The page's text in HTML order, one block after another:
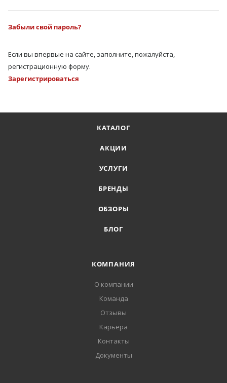
Забыли свой пароль?
Если вы впервые на сайте, заполните, пожалуйста,
регистрационную форму.
Зарегистрироваться
КАТАЛОГ
АКЦИИ
УСЛУГИ
БРЕНДЫ
ОБЗОРЫ
БЛОГ
КОМПАНИЯ
О компании
Команда
Отзывы
Карьера
Контакты
Документы